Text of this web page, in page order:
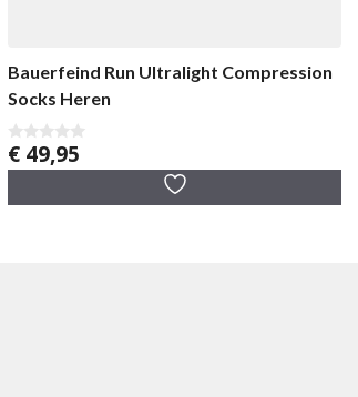
Bauerfeind Run Ultralight Compression
Socks Heren
0
v
5
€ 49,95